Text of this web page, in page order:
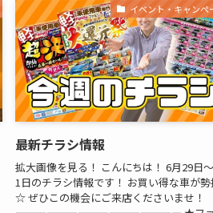
イベント・キャンペ
最新チラシ情報
拡大画像を見る！ こんにちは！ 6月29日
1日のチラシ情報です！ お買い得な車が勢
☆ ぜひこの機会にご来店くださいませ！